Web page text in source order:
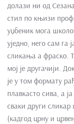
долази ни од
стил по књизи
уџбеник мога
уједно, него сам
сликања а фраско.
мој је другачији.
је у том формату
плавкасто сива, а
сваки други
(кадгод црну и